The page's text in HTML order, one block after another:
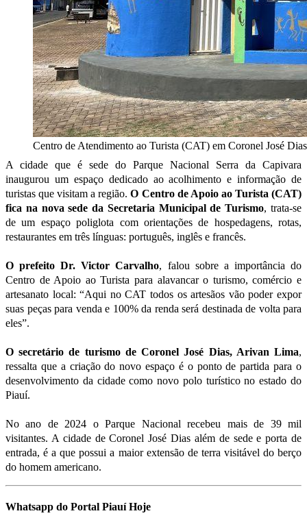
Centro de Atendimento ao Turista (CAT) em Coronel José Dias
A cidade que é sede do Parque Nacional Serra da Capivara
inaugurou um espaço dedicado ao acolhimento e informação de
turistas que visitam a região.O Centro de Apoio ao Turista (CAT)
fica na nova sede da Secretaria Municipal de Turismo, trata-se
de um espaço poliglota com orientações de hospedagens, rotas,
restaurantes em três línguas: português, inglês e francês.
O prefeito Dr. Victor Carvalho, falou sobre a importância do
Centro de Apoio ao Turista para alavancar o turismo, comércio e
artesanato local: “Aqui no CAT todos os artesãos vão poder expor
suas peças para venda e 100% da renda será destinada de volta para
eles”.
O secretário de turismo de Coronel José Dias, Arivan Lima,
ressalta que a criação do novo espaço é o ponto de partida para o
desenvolvimento da cidade como novo polo turístico no estado do
Piauí.
No ano de 2024 o Parque Nacional recebeu mais de 39 mil
visitantes. A cidade de Coronel José Dias além de sede e porta de
entrada, é a que possui a maior extensão de terra visitável do berço
do homem americano.
Whatsapp do Portal Piauí Hoje